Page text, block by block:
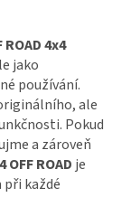
4x4
jako
používání.
ale
Pokud
a zároveň
ROAD je
každé